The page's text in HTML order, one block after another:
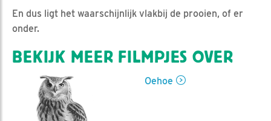
En dus ligt het waarschijnlijk vlakbij de prooien, of er
onder.
BEKIJK MEER FILMPJES OVER
Oehoe